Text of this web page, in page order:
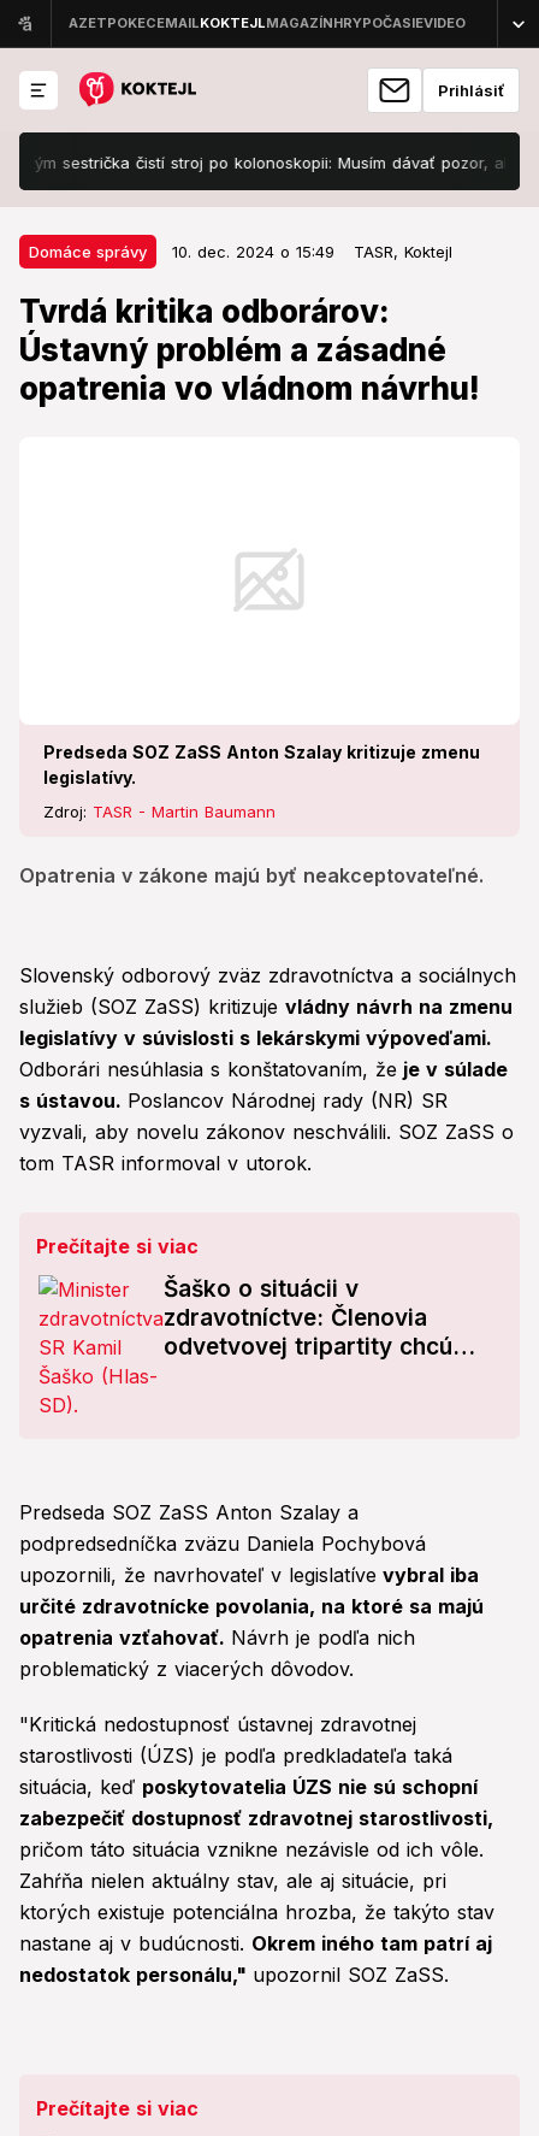
Prihlásiť
čistí stroj po kolonoskopii: Musím dávať pozor, aby som to...
Domáce správy 10. dec. 2024 o 15:49 TASR, Koktejl
Tvrdá kritika odborárov:
Ústavný problém a zásadné
opatrenia vo vládnom návrhu!
Predseda SOZ ZaSS Anton Szalay kritizuje zmenu
legislatívy.
Zdroj: TASR - Martin Baumann
Opatrenia v zákone majú byť neakceptovateľné.
Domáce správy 10. dec. 2024 o 15:49
Tvrdá kritika odborárov: Ústavný
problém a zásadné opatrenia vo
vládnom návrhu!
Slovenský odborový zväz zdravotníctva a sociálnych
služieb (SOZ ZaSS) kritizuje vládny návrh na zmenu
legislatívy v súvislosti s lekárskymi výpoveďami.
Odborári nesúhlasia s konštatovaním, že je v súlade
s ústavou. Poslancov Národnej rady (NR) SR
vyzvali, aby novelu zákonov neschválili. SOZ ZaSS o
tom TASR informoval v utorok.
Prečítajte si viac
Šaško o situácii v
zdravotníctve: Členovia
odvetvovej tripartity chcú
Predseda SOZ ZaSS Anton Szalay a
podpredsedníčka zväzu Daniela Pochybová
upozornili, že navrhovateľ v legislatíve vybral iba
určité zdravotnícke povolania, na ktoré sa majú
opatrenia vzťahovať. Návrh je podľa nich
problematický z viacerých dôvodov.
"Kritická nedostupnosť ústavnej zdravotnej
starostlivosti (ÚZS) je podľa predkladateľa taká
situácia, keď poskytovatelia ÚZS nie sú schopní
zabezpečiť dostupnosť zdravotnej starostlivosti,
pričom táto situácia vznikne nezávisle od ich vôle.
Zahŕňa nielen aktuálny stav, ale aj situácie, pri
ktorých existuje potenciálna hrozba, že takýto stav
nastane aj v budúcnosti. Okrem iného tam patrí aj
nedostatok personálu," upozornil SOZ ZaSS.
Prečítajte si viac